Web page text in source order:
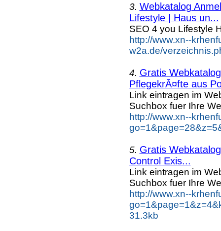
3. Webkatalog
Lifestyle | Haus un...
SEO 4 you Lifestyle
http://www.xn--
w2a.de/
4. Gratis
PflegekrÃ¤fte aus
Link eintragen im
Suchbox fuer Ihre
http://www.xn--
5. Gratis
Control Exis...
Link eintragen im
Suchbox fuer Ihre
http://www.xn--
31.3kb